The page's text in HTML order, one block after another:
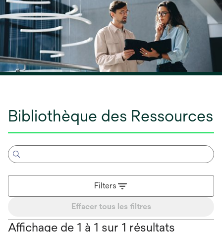
Bibliothèque des Ressources
Filters
Effacer tous les filtres
Affichage de 1 à 1 sur 1 résultats